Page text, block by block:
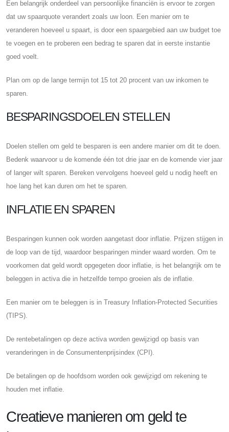
Een belangrijk onderdeel van persoonlijke financiën is ervoor te zorgen
dat uw spaarquote verandert zoals uw loon. Een manier om te
veranderen hoeveel u spaart, is door een spaargebied aan uw budget toe
te voegen en te proberen een bedrag te sparen dat in eerste instantie
goed voelt.
Plan om op de lange termijn tot 15 tot 20 procent van uw inkomen te
sparen.
BESPARINGSDOELEN STELLEN
Doelen stellen om geld te besparen is een andere manier om dit te doen.
Bedenk waarvoor u de komende één tot drie jaar en de komende vier jaar
of langer wilt sparen. Bereken vervolgens hoeveel geld u nodig heeft en
hoe lang het kan duren om het te sparen.
INFLATIE EN SPAREN
Besparingen kunnen ook worden aangetast door inflatie. Prijzen stijgen in
de loop van de tijd, waardoor besparingen minder waard worden. Om te
voorkomen dat geld wordt opgegeten door inflatie, is het belangrijk om te
beleggen in activa die in hetzelfde tempo groeien als de inflatie.
Een manier om te beleggen is in Treasury Inflation-Protected Securities
(TIPS).
De rentebetalingen op deze activa worden gewijzigd op basis van
veranderingen in de Consumentenprijsindex (CPI).
De betalingen op de hoofdsom worden ook gewijzigd om rekening te
houden met inflatie.
Creatieve manieren om geld te